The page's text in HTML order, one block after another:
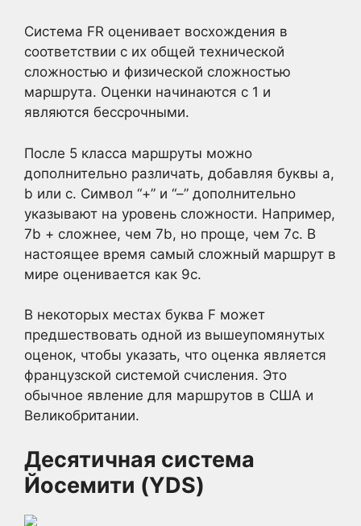
Система FR оценивает восхождения в
соответствии с их общей технической
сложностью и физической сложностью
маршрута. Оценки начинаются с 1 и
являются бессрочными.
После 5 класса маршруты можно
дополнительно различать, добавляя буквы a,
b или c. Символ “+” и “–” дополнительно
указывают на уровень сложности. Например,
7b + сложнее, чем 7b, но проще, чем 7c. В
настоящее время самый сложный маршрут в
мире оценивается как 9c.
В некоторых местах буква F может
предшествовать одной из вышеупомянутых
оценок, чтобы указать, что оценка является
французской системой счисления. Это
обычное явление для маршрутов в США и
Великобритании.
Десятичная система
Йосемити (YDS)